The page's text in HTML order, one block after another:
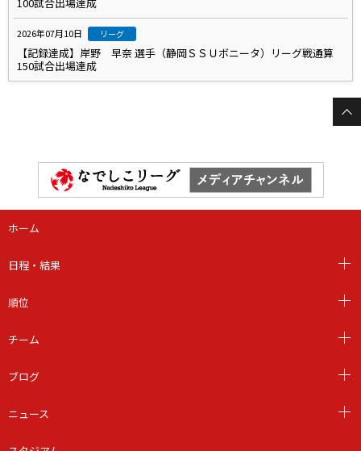
2026年07月10日 リーグ
【記録達成】岸野 早奈 選手（静岡ＳＳＵボニータ）リーグ戦通算
150試合出場達成
ホーム
日程・結果
順位
チーム
ブログ
ニュース